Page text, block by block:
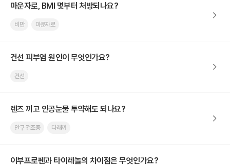
마운자로, BMI 몇부터 처방되나요?
비만 마운자로
건선 피부염 원인이 무엇인가요?
건선
렌즈 끼고 인공눈물 투약해도 되나요?
안구 건조증 다래끼
이부프로펜과 타이레놀의 차이점은 무엇인가요?